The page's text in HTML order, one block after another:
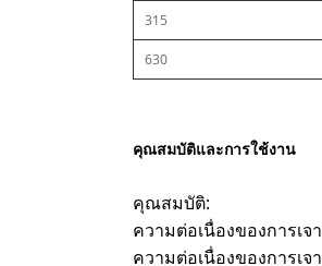
315
630
คุณสมบัติและการใช้งาน
คุณสมบัติ:
ความต่อเนื่องของการเ
ความต่อเนื่องของการเ